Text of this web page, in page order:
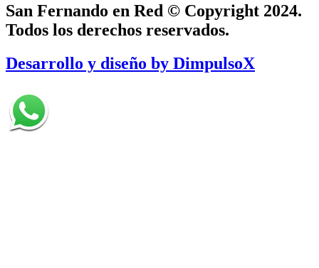
San Fernando en Red © Copyright 2024.
Todos los derechos reservados.
Desarrollo y diseño by DimpulsoX